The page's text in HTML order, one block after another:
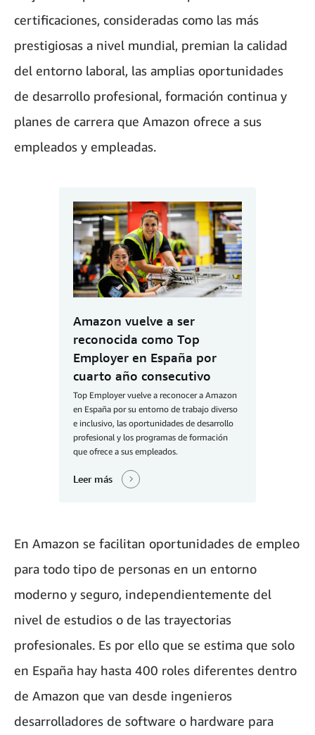
certificaciones, consideradas como las más
prestigiosas a nivel mundial, premian la calidad
del entorno laboral, las amplias oportunidades
de desarrollo profesional, formación continua y
planes de carrera que Amazon ofrece a sus
empleados y empleadas.
Amazon vuelve a ser
reconocida como Top
Employer en España por
cuarto año consecutivo
Top Employer vuelve a reconocer a Amazon
en España por su entorno de trabajo diverso
e inclusivo, las oportunidades de desarrollo
profesional y los programas de formación
que ofrece a sus empleados.
Leer más
En Amazon se facilitan oportunidades de empleo
para todo tipo de personas en un entorno
moderno y seguro, independientemente del
nivel de estudios o de las trayectorias
profesionales. Es por ello que se estima que solo
en España hay hasta 400 roles diferentes dentro
de Amazon que van desde ingenieros
desarrolladores de software o hardware para